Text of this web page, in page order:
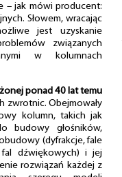
– jak mówi producent:
Słowem, wracając
jest uzyskanie
związanych
w kolumnach
ponad 40 lat temu
zwrotnic. Obejmowały
kolumn, takich jak
budowy głośników,
(dyfrakcje, fale
fal dźwiękowych) i jej
rozwiązań każdej z